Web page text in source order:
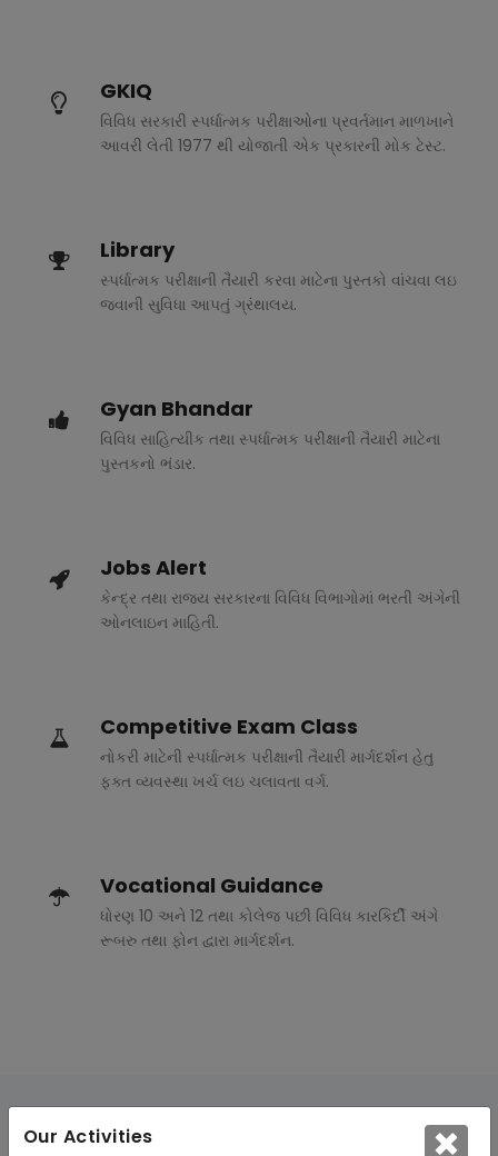
Our Activities
GKIQ
વિવિધ સરકારી સ્પર્ધાત્મક પરીક્ષાઓના પ્રવર્તમાન માળખાને
આવરી લેતી 1977 થી યોજાતી એક પ્રકારની મોક ટેસ્ટ.
Library
સ્પર્ધાત્મક પરીક્ષાની તૈયારી કરવા માટેના પુસ્તકો વાંચવા લઇ
જવાની સુવિધા આપતું ગ્રંથાલય.
Gyan Bhandar
વિવિધ સાહિત્યીક તથા સ્પર્ધાત્મક પરીક્ષાની તૈયારી માટેના
પુસ્તકનો ભંડાર.
Jobs Alert
કેન્દ્ર તથા રાજ્ય સરકારના વિવિધ વિભાગોમાં ભરતી અંગેની
ઓનલાઇન માહિતી.
Competitive Exam Class
નોકરી માટેની સ્પર્ધાત્મક પરીક્ષાની તૈયારી માર્ગદર્શન હેતુ
ફક્ત વ્યવસ્થા ખર્ચ લઇ ચલાવતા વર્ગ.
Vocational Guidance
ધોરણ 10 અને 12 તથા કોલેજ પછી વિવિધ કારકિર્દી અંગે
રૂબરુ તથા ફોન દ્વારા માર્ગદર્શન.